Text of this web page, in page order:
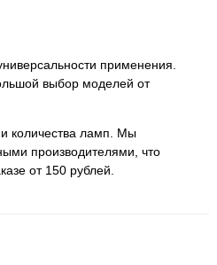
применения.
выбор моделей от
количества ламп. Мы
производителями, что
от 150 рублей.